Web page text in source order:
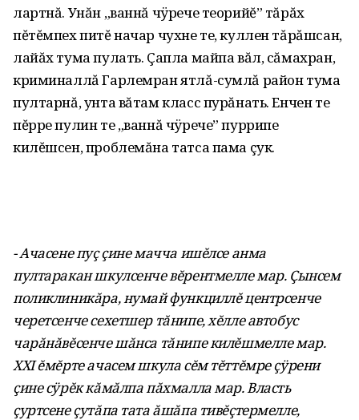
лартнă. Унăн „ваннă чÿрече теорийĕ” тăрăх
пĕтĕмпех питĕ начар чухне те, куллен тăрăшсан,
лайăх тума пулать. Çапла майпа вăл, сăмахран,
криминаллă Гарлемран ятлă-сумлă район тума
пултарнă, унта вăтам класс пурăнать. Енчен те
пĕрре пулин те „ваннă чÿрече” пуррипе
килĕшсен, проблемăна татса пама çук.
- Ачасене пуç çине мачча ишĕлсе анма
пултаракан шкулсенче вĕрентмелле мар. Çынсем
поликлиникăра, нумай функциллĕ центрсенче
черетсенче сехетшер тăнипе, хĕлле автобус
чарăнăвĕсенче шăнса тăнипе килĕшмелле мар.
XXI ĕмĕрте ачасем шкула сĕм тĕттĕмре çÿрени
çине сÿрĕк кăмăлпа пăхмалла мар. Власть
çуртсене çутăпа тата ăшăпа тивĕçтермелле,